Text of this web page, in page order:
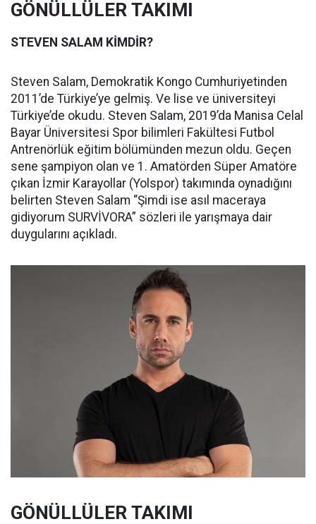
GÖNÜLLÜLER TAKIMI
STEVEN SALAM KİMDİR?
Steven Salam, Demokratik Kongo Cumhuriyetinden
2011’de Türkiye’ye gelmiş. Ve lise ve üniversiteyi
Türkiye’de okudu. Steven Salam, 2019’da Manisa Celal
Bayar Üniversitesi Spor bilimleri Fakültesi Futbol
Antrenörlük eğitim bölümünden mezun oldu. Geçen
sene şampiyon olan ve 1. Amatörden Süper Amatöre
çıkan İzmir Karayollar (Yolspor) takımında oynadığını
belirten Steven Salam “Şimdi ise asıl maceraya
gidiyorum SURVİVORA” sözleri ile yarışmaya dair
duygularını açıkladı.
GÖNÜLLÜLER TAKIMI